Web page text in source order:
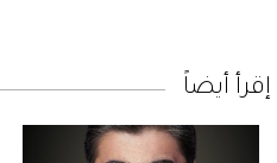
إقرأ أيضاً